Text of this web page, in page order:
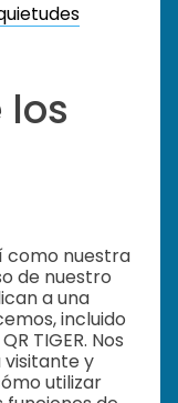
como nuestra
de nuestro
a una
incluido
TIGER. Nos
y
utilizar